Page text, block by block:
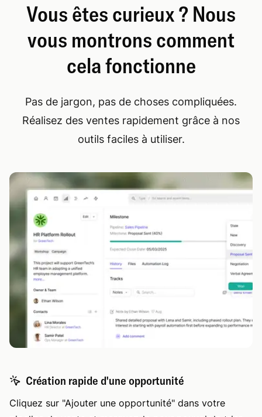
Vous êtes curieux ? Nous
vous montrons comment
cela fonctionne
Pas de jargon, pas de choses compliquées.
Réalisez des ventes rapidement grâce à nos
outils faciles à utiliser.
Création rapide d'une opportunité
Cliquez sur "Ajouter une opportunité" dans votre